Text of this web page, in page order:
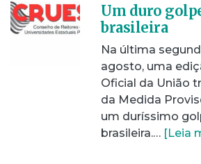
Um duro
brasileira
Na última
agosto, uma
Oficial da União
da Medida
um duríssimo
brasileira.… [Leia